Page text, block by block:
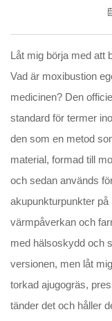
Låt mig börja med att
Vad är moxibustion
medicinen? Den
standard för termer
den som en metod
material, formad till
och sedan används
akupunkturpunkter
värmpåverkan och
med hälsoskydd och
versionen, men låt
torkad ajugogräs,
tänder det och håller